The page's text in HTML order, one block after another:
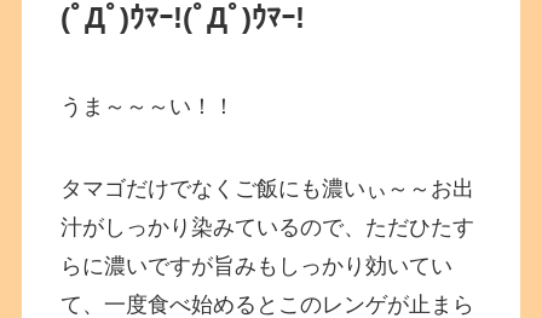
(ﾟДﾟ)ｳﾏｰ!(ﾟДﾟ)ｳﾏｰ!
うま～～～い！！
タマゴだけでなくご飯にも濃いぃ～～お出
汁がしっかり染みているので、ただひたす
らに濃いですが旨みもしっかり効いてい
て、一度食べ始めるとこのレンゲが止まら